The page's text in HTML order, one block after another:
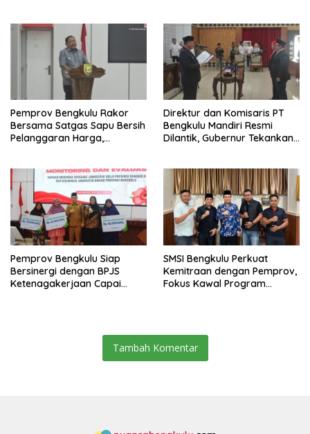
Pemprov Bengkulu Rakor
Bersama Satgas Sapu Bersih
Pelanggaran Harga,
Masih Jadi Sorotan
Direktur dan Komisaris PT
Bengkulu Mandiri Resmi
Dilantik, Gubernur Tekankan
Pemprov Bengkulu Siap
Bersinergi dengan BPJS
Ketenagakerjaan Capai
SMSI Bengkulu Perkuat
Kemitraan dengan Pemprov,
Fokus Kawal Program
Tambah Komentar